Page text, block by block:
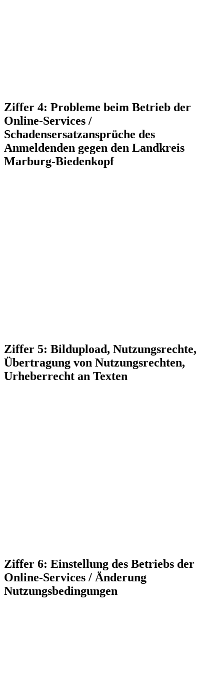
Ziffer 4: Probleme beim Betrieb der
Online-Services /
Schadensersatzansprüche des
Anmeldenden gegen den Landkreis
Marburg-Biedenkopf
Ziffer 5: Bildupload, Nutzungsrechte,
Übertragung von Nutzungsrechten,
Urheberrecht an Texten
Ziffer 6: Einstellung des Betriebs der
Online-Services / Änderung
Nutzungsbedingungen